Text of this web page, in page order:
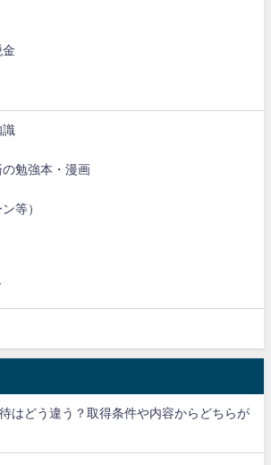
識
の勉強本・漫画
等）
はどう違う？取得条件や内容からどちらが